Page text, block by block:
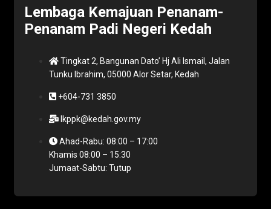
Lembaga Kemajuan Penanam-
Penanam Padi Negeri Kedah
Tingkat 2, Bangunan Dato’ Hj Ali Ismail, Jalan
Tunku Ibrahim, 05000 Alor Setar, Kedah
+604-731 3850
lkppk@kedah.gov.my
Ahad-Rabu: 08:00 – 17:00
Khamis 08:00 – 15:30
Jumaat-Sabtu: Tutup